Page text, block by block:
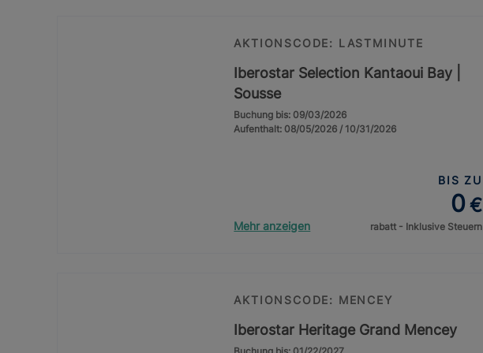
AKTIONSCODE: LASTMINUTE
Iberostar Selection Kantaoui Bay |
Sousse
Buchung bis: 09/03/2026
Aufenthalt: 08/05/2026 / 10/31/2026
Mehr anzeigen
BIS ZU
0€
rabatt - Inklusive Steuern
AKTIONSCODE: MENCEY
Iberostar Heritage Grand Mencey